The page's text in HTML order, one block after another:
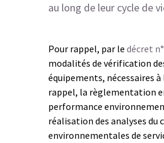
au long de leur cycle de
Pour rappel, par le décret
modalités de vérification
équipements, nécessaires
rappel, la règlementation
performance
réalisation des analyses du
environnementales de